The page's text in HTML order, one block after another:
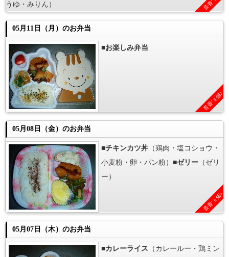
うゆ・みりん）
05月11日（月）のお弁当
■お楽しみ弁当
音香’ｓ畑♪
05月08日（金）のお弁当
■チキンカツ丼 （鶏肉・塩コショウ・
小麦粉・卵・パン粉）■ゼリー （ゼリ
ー）
音香’ｓ畑♪
05月07日（木）のお弁当
■カレーライス （カレールー・鶏ミン